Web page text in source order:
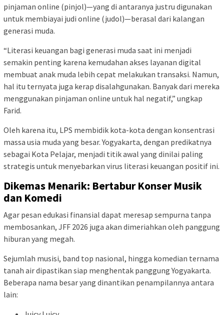
pinjaman online (pinjol)—yang di antaranya justru digunakan
untuk membiayai judi online (judol)—berasal dari kalangan
generasi muda.
“Literasi keuangan bagi generasi muda saat ini menjadi
semakin penting karena kemudahan akses layanan digital
membuat anak muda lebih cepat melakukan transaksi. Namun,
hal itu ternyata juga kerap disalahgunakan. Banyak dari mereka
menggunakan pinjaman online untuk hal negatif,” ungkap
Farid.
Oleh karena itu, LPS membidik kota-kota dengan konsentrasi
massa usia muda yang besar. Yogyakarta, dengan predikatnya
sebagai Kota Pelajar, menjadi titik awal yang dinilai paling
strategis untuk menyebarkan virus literasi keuangan positif ini.
Dikemas Menarik: Bertabur Konser Musik
dan Komedi
Agar pesan edukasi finansial dapat meresap sempurna tanpa
membosankan, JFF 2026 juga akan dimeriahkan oleh panggung
hiburan yang megah.
Sejumlah musisi, band top nasional, hingga komedian ternama
tanah air dipastikan siap menghentak panggung Yogyakarta.
Beberapa nama besar yang dinantikan penampilannya antara
lain: